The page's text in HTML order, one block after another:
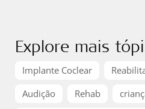
Explore mais
Implante Coclear
Audição
Rehab